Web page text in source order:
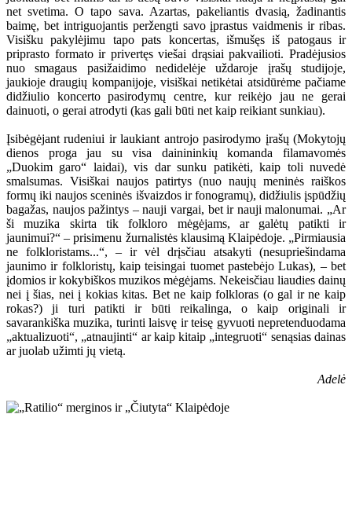
net svetima. O tapo sava. Azartas, pakeliantis dvasią, žadinantis
baimę, bet intriguojantis peržengti savo įprastus vaidmenis ir ribas.
Visišku pakylėjimu tapo pats koncertas, išmušęs iš patogaus ir
priprasto formato ir privertęs viešai drąsiai pakvailioti. Pradėjusios
nuo smagaus pasižaidimo nedidelėje uždaroje įrašų studijoje,
jaukioje draugių kompanijoje, visiškai netikėtai atsidūrėme pačiame
didžiulio koncerto pasirodymų centre, kur reikėjo jau ne gerai
dainuoti, o gerai atrodyti (kas gali būti net kaip reikiant sunkiau).
Įsibėgėjant rudeniui ir laukiant antrojo pasirodymo įrašų (Mokytojų
dienos proga jau su visa dainininkių komanda filamavomės
„Duokim garo“ laidai), vis dar sunku patikėti, kaip toli nuvedė
smalsumas. Visiškai naujos patirtys (nuo naujų meninės raiškos
formų iki naujos sceninės išvaizdos ir fonogramų), didžiulis įspūdžių
bagažas, naujos pažintys – nauji vargai, bet ir nauji malonumai. „Ar
ši muzika skirta tik folkloro mėgėjams, ar galėtų patikti ir
jaunimui?“ – prisimenu žurnalistės klausimą Klaipėdoje. „Pirmiausia
ne folkloristams...“, – ir vėl drįsčiau atsakyti (nesupriešindama
jaunimo ir folkloristų, kaip teisingai tuomet pastebėjo Lukas), – bet
įdomios ir kokybiškos muzikos mėgėjams. Nekeisčiau liaudies dainų
nei į šias, nei į kokias kitas. Bet ne kaip folkloras (o gal ir ne kaip
rokas?) ji turi patikti ir būti reikalinga, o kaip originali ir
savarankiška muzika, turinti laisvę ir teisę gyvuoti nepretenduodama
„aktualizuoti“, „atnaujinti“ ar kaip kitaip „integruoti“ senąsias dainas
ar juolab užimti jų vietą.
Adelė